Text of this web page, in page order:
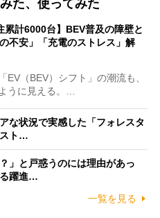
た、使ってみた
累計6000台】BEV普及の障壁と
不安」「充電のストレス」解
（BEV）シフト」の潮流も、
うに見える。…
な状況で実感した「フォレスタ
ト…
」と戸惑うのには理由があっ
躍進…
一覧を見る